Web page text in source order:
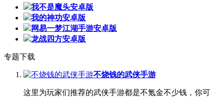
我不是魔头安卓版
我的神功安卓版
网易一梦江湖手游安卓版
龙战四方安卓版
专题下载
不烧钱的武侠手游
这里为玩家们推荐的武侠手游都是不氪金不少钱，你可